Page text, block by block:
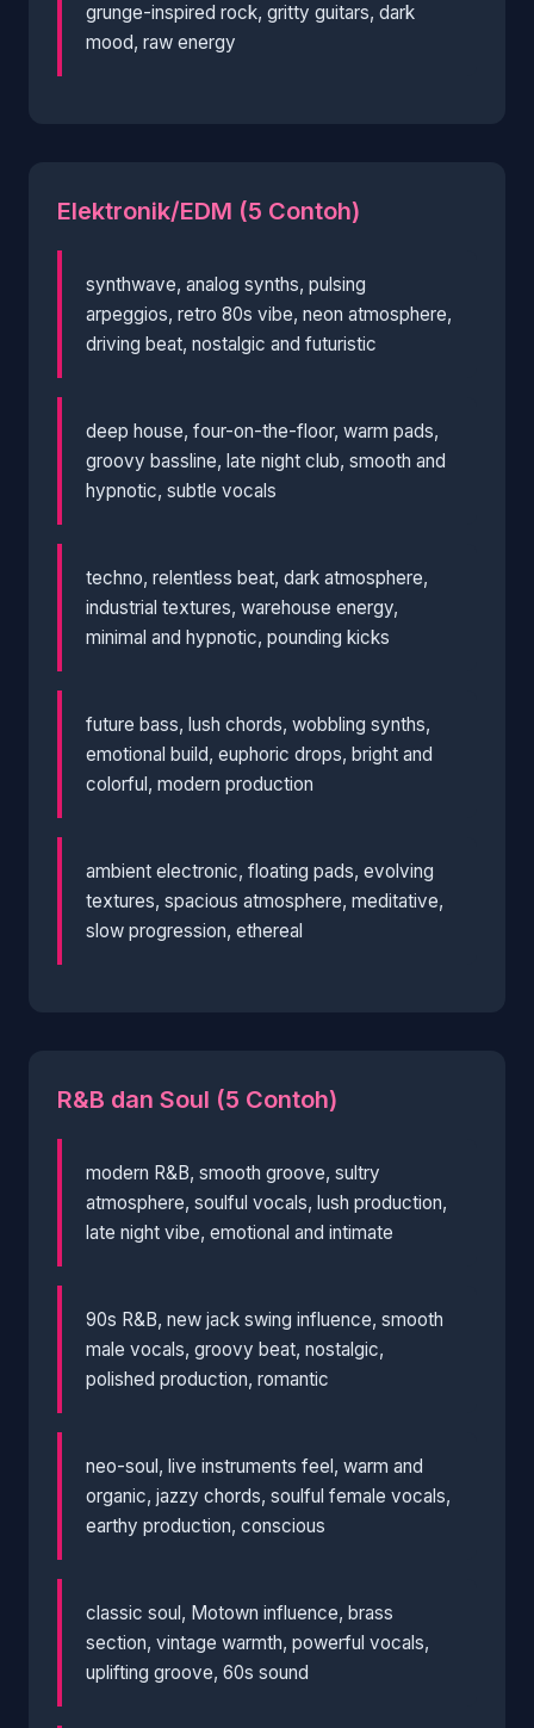
grunge-inspired rock, gritty guitars, dark
mood, raw energy
Elektronik/EDM (5 Contoh)
synthwave, analog synths, pulsing
arpeggios, retro 80s vibe, neon atmosphere,
driving beat, nostalgic and futuristic
deep house, four-on-the-floor, warm pads,
groovy bassline, late night club, smooth and
hypnotic, subtle vocals
techno, relentless beat, dark atmosphere,
industrial textures, warehouse energy,
minimal and hypnotic, pounding kicks
future bass, lush chords, wobbling synths,
emotional build, euphoric drops, bright and
colorful, modern production
ambient electronic, floating pads, evolving
textures, spacious atmosphere, meditative,
slow progression, ethereal
R&B dan Soul (5 Contoh)
modern R&B, smooth groove, sultry
atmosphere, soulful vocals, lush production,
late night vibe, emotional and intimate
90s R&B, new jack swing influence, smooth
male vocals, groovy beat, nostalgic,
polished production, romantic
neo-soul, live instruments feel, warm and
organic, jazzy chords, soulful female vocals,
earthy production, conscious
classic soul, Motown influence, brass
section, vintage warmth, powerful vocals,
uplifting groove, 60s sound